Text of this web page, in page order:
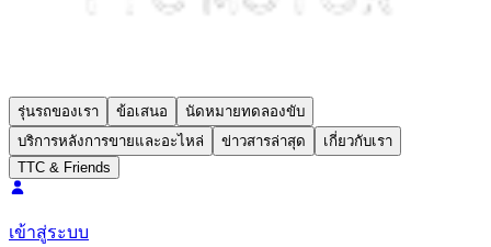
รุ่นรถของเรา ข้อเสนอ
นัดหมายทดลองขับ
บริการหลังการขายและอะไหล่
ข่าวสารล่าสุด
เกี่ยวกับเรา
TTC & Friends
เข้าสู่ระบบ